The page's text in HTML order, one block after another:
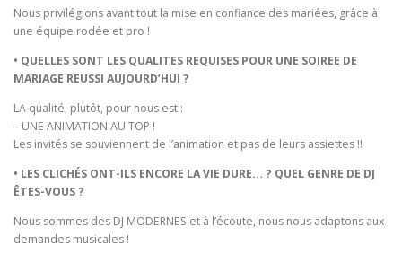
Nous privilégions avant tout la mise en confiance des mariées, grâce à
une équipe rodée et pro !
• QUELLES SONT LES QUALITES REQUISES POUR UNE SOIREE DE
MARIAGE REUSSI AUJOURD’HUI ?
LA qualité, plutôt, pour nous est :
– UNE ANIMATION AU TOP !
Les invités se souviennent de l’animation et pas de leurs assiettes !!
• LES CLICHÉS ONT-ILS ENCORE LA VIE DURE… ? QUEL GENRE DE DJ
ÊTES-VOUS ?
Nous sommes des DJ MODERNES et à l’écoute, nous nous adaptons aux
demandes musicales !